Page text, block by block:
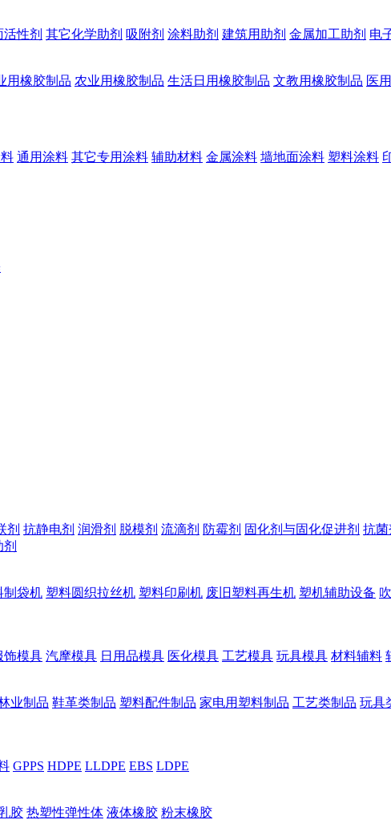
活性剂 其它化学助剂 吸附剂 涂料助剂 建筑用助剂 金属加工助剂 电
用橡胶制品 农业用橡胶制品 生活日用橡胶制品 文教用橡胶制品 医
通用涂料 其它专用涂料 辅助材料 金属涂料 墙地面涂料 塑料涂料
剂 抗静电剂 润滑剂 脱模剂 流滴剂 防霉剂 固化剂与固化促进剂 抗菌
制袋机 塑料圆织拉丝机 塑料印刷机 废旧塑料再生机 塑机辅助设备
饰模具 汽摩模具 日用品模具 医化模具 工艺模具 玩具模具 材料辅料
业制品 鞋革类制品 塑料配件制品 家电用塑料制品 工艺类制品 玩具
GPPS HDPE LLDPE EBS LDPE
胶 热塑性弹性体 液体橡胶 粉末橡胶